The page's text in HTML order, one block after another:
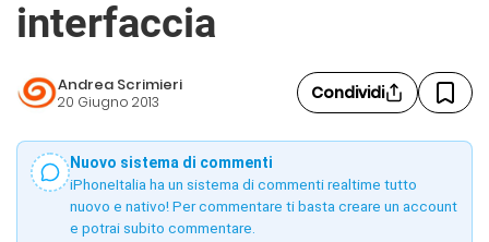
interfaccia
Andrea Scrimieri
20 Giugno 2013 Condividi
Nuovo sistema di commenti
iPhoneItalia ha un sistema di commenti realtime tutto
nuovo e nativo! Per commentare ti basta creare un account
e potrai subito commentare.